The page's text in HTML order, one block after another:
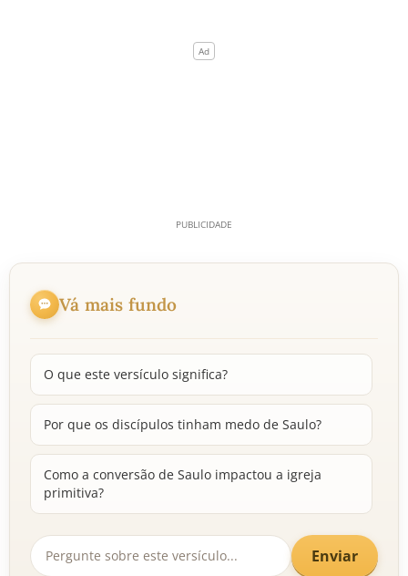
Vá mais fundo
O que este versículo significa?
Por que os discípulos tinham medo de Saulo?
Como a conversão de Saulo impactou a igreja
primitiva?
Enviar